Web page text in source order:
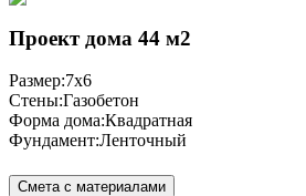
Проект дома 44 м2
Размер:7x6
Стены:Газобетон
Форма дома:Квадратная
Фундамент:Ленточный
Смета с материалами